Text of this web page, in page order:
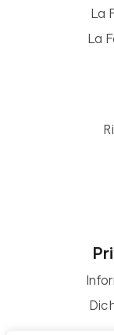
La
La